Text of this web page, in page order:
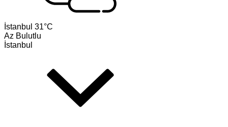
İstanbul 31°C
Az Bulutlu
İstanbul